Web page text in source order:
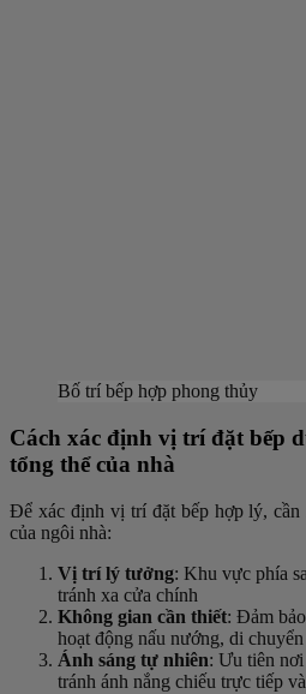
Bố trí bếp hợp phong thủy
Cách xác định vị trí đặt bếp
tổng thể của nhà
Để xác định vị trí đặt bếp hợp lý, cần
của ngôi nhà:
Vị trí lý tưởng: Khu vực phía
tránh xa cửa chính
Không gian cần thiết: Đảm
hoạt động nấu nướng, di
Ánh sáng tự nhiên: Ưu tiên
tránh ánh nắng chiếu trực tiếp